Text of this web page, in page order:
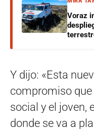
Voraz
Y dijo: «Esta
compromiso
social y el joven,
donde se va a